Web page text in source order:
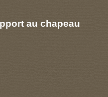
au chapeau